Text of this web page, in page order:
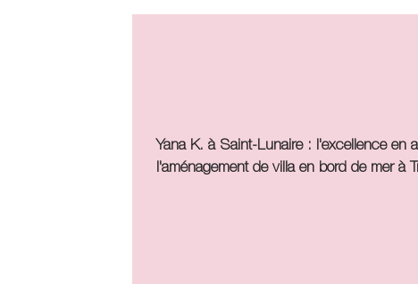
Yana K. à Saint-Lunaire : l'excellence en
l'aménagement de villa en bord de mer à